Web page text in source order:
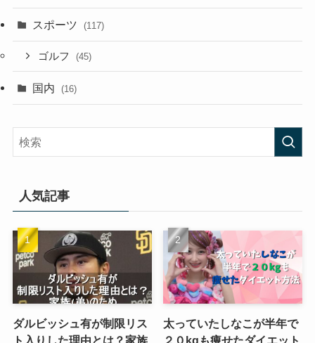
スポーツ (117)
ゴルフ (45)
国内 (16)
人気記事
ダルビッシュ有が制限リス
ト入りした理由とは？家族
太っていたしなこが半年で
２０kgも痩せたダイエット